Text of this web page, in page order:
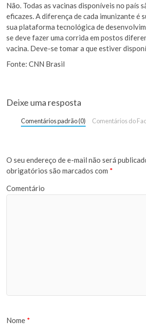
Não. Todas as vacinas disponíveis no país
eficazes. A diferença de cada imunizante é
sua plataforma tecnológica de
se deve fazer uma corrida em postos
vacina. Deve-se tomar a que estiver
Fonte: CNN Brasil
Deixe uma resposta
Comentários padrão (0) Comentários do
O seu endereço de e-mail não será
obrigatórios são marcados com *
Comentário
Nome *